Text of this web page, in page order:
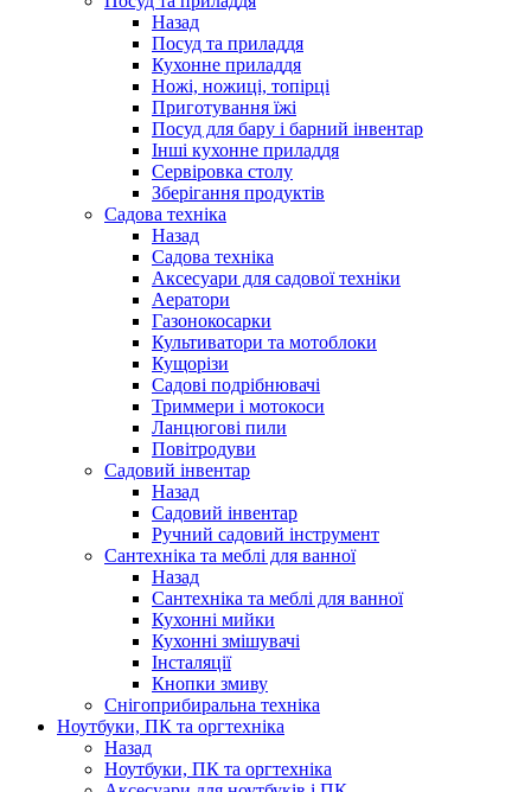
Назад
Посуд та приладдя
Кухонне приладдя
Ножі, ножиці, топірці
Приготування їжі
Посуд для бару і барний інвентар
Інші кухонне приладдя
Сервіровка столу
Зберігання продуктів
Садова техніка
Назад
Садова техніка
Аксесуари для садової техніки
Аератори
Газонокосарки
Культиватори та мотоблоки
Кущорізи
Садові подрібнювачі
Триммери і мотокоси
Ланцюгові пили
Повітродуви
Садовий інвентар
Назад
Садовий інвентар
Ручний садовий інструмент
Сантехніка та меблі для ванної
Назад
Сантехніка та меблі для ванної
Кухонні мийки
Кухонні змішувачі
Інсталяції
Кнопки змиву
Снігоприбиральна техніка
Ноутбуки, ПК та оргтехніка
Назад
Ноутбуки, ПК та оргтехніка